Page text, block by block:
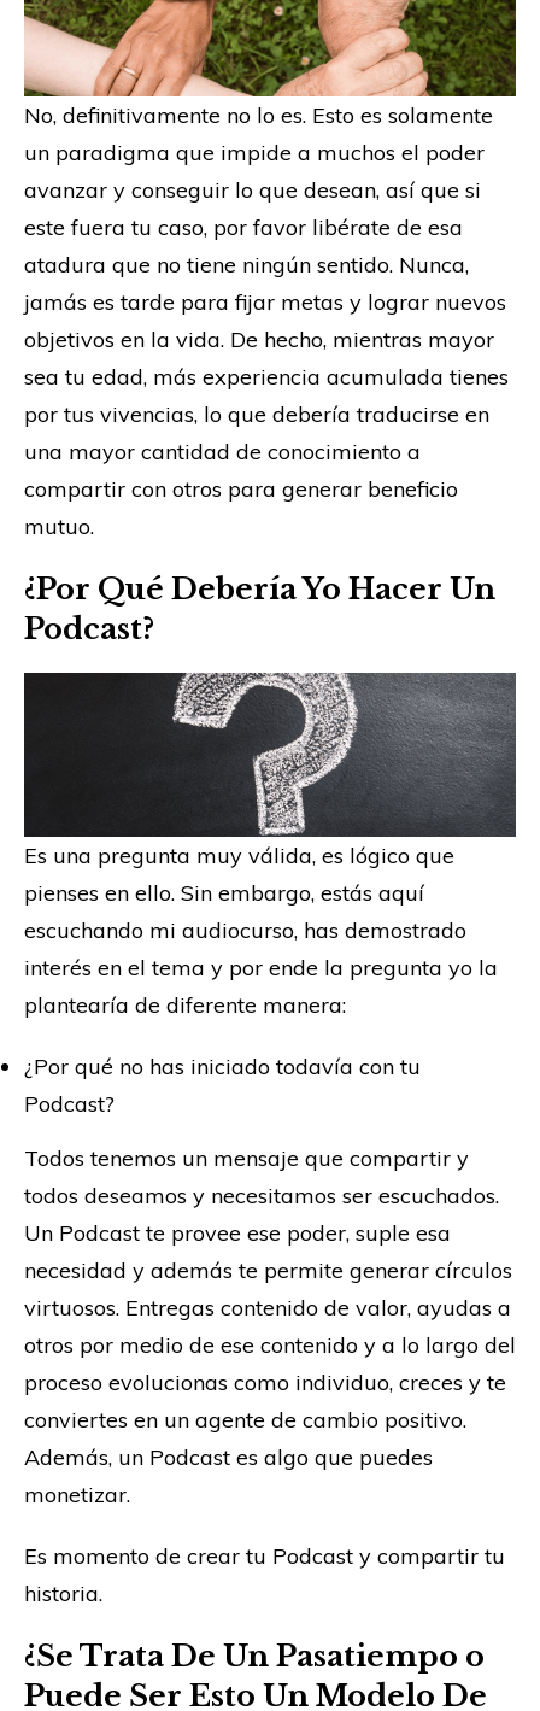
No, definitivamente no lo es. Esto es solamente
un paradigma que impide a muchos el poder
avanzar y conseguir lo que desean, así que si
este fuera tu caso, por favor libérate de esa
atadura que no tiene ningún sentido. Nunca,
jamás es tarde para fijar metas y lograr nuevos
objetivos en la vida. De hecho, mientras mayor
sea tu edad, más experiencia acumulada tienes
por tus vivencias, lo que debería traducirse en
una mayor cantidad de conocimiento a
compartir con otros para generar beneficio
mutuo.
¿Por Qué Debería Yo Hacer Un
Podcast?
Es una pregunta muy válida, es lógico que
pienses en ello. Sin embargo, estás aquí
escuchando mi audiocurso, has demostrado
interés en el tema y por ende la pregunta yo la
plantearía de diferente manera:
¿Por qué no has iniciado todavía con tu
Podcast?
Todos tenemos un mensaje que compartir y
todos deseamos y necesitamos ser escuchados.
Un Podcast te provee ese poder, suple esa
necesidad y además te permite generar círculos
virtuosos. Entregas contenido de valor, ayudas a
otros por medio de ese contenido y a lo largo del
proceso evolucionas como individuo, creces y te
conviertes en un agente de cambio positivo.
Además, un Podcast es algo que puedes
monetizar.
Es momento de crear tu Podcast y compartir tu
historia.
¿Se Trata De Un Pasatiempo o
Puede Ser Esto Un Modelo De